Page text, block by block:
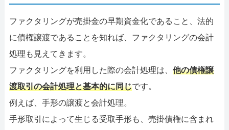
ファクタリングが売掛金の早期資金化であること、法的
に債権譲渡であることを知れば、ファクタリングの会計
処理も見えてきます。
ファクタリングを利用した際の会計処理は、 他の債権譲
渡取引の会計処理と基本的に同じです。
例えば、手形の譲渡と会計処理。
手形取引によって生じる受取手形も、売掛債権に含まれ